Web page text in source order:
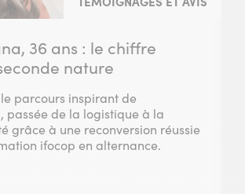
36 ans : le chiffre
nature
parcours inspirant de
passée de la logistique à la
grâce à une reconversion réussie
ifocop en alternance.